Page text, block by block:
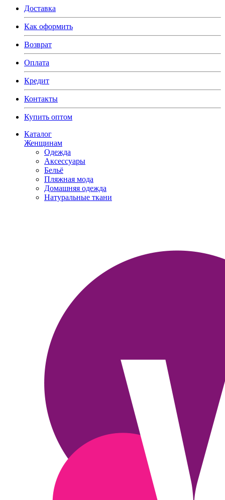
Доставка
Как оформить
Возврат
Оплата
Кредит
Контакты
Купить оптом
Каталог
Женщинам
Одежда
Аксессуары
Бельё
Пляжная мода
Домашняя одежда
Натуральные ткани